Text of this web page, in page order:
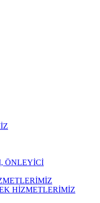
ÖNLEYİCİ
HİZMETLERİMİZ